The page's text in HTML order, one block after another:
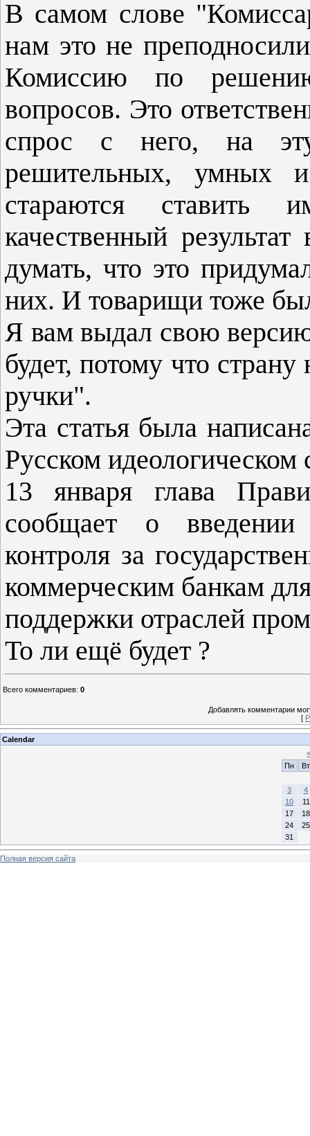
В самом слове
нам это не
Комиссию по
вопросов. Это
спрос с него, на
решительных, умных
стараются ставить
качественный
думать, что это
них. И товарищи тоже
Я вам выдал свою
будет, потому что
ручки".
Эта статья была
Русском
13 января глава
сообщает о
контроля за
коммерческим банкам
поддержки отраслей
То ли ещё будет ?
Всего комментариев: 0
Добавлять комментарии
[
Calendar
«
Пн
Вт
3
4
10
11
17
18
24
25
31
Полная версия сайта